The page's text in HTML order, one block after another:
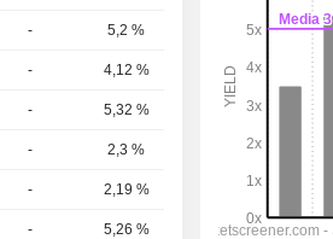
- 5,2 % 380 mil M
- 4,12 % 354 mil M
- 5,32 % 301 mil M
- 2,3 % 294 mil M
- 2,19 % 264 mil M
- 5,26 % 260 mil M